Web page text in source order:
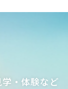
・体験など